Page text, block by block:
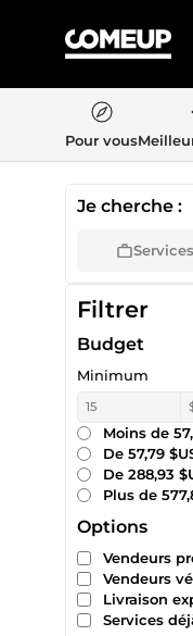
Pour vous
Je cherche :
Services
Filtrer
Budget
Minimum
Moins de
De 57,79
De 288,93
Plus de
Options
Vendeurs
Vendeurs
Livraison
Services